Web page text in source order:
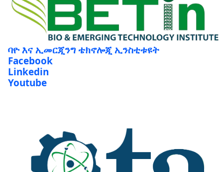
ባዮ እና ኢመርጂንግ ቴክኖሎጂ ኢንስቲቱዩት
Facebook
Linkedin
Youtube